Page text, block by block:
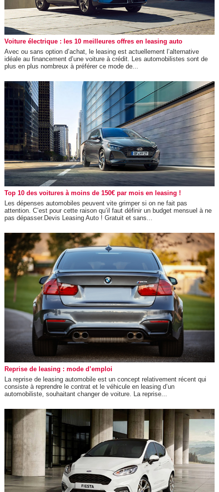
Voiture électrique : les 10 meilleures offres en leasing auto
Avec ou sans option d’achat, le leasing est actuellement l’alternative
idéale au financement d’une voiture à crédit. Les automobilistes sont de
plus en plus nombreux à préférer ce mode de...
Top 10 des voitures à moins de 150€ par mois en leasing !
Les dépenses automobiles peuvent vite grimper si on ne fait pas
attention. C’est pour cette raison qu’il faut définir un budget mensuel à ne
pas dépasser.Devis Leasing Auto ! Gratuit et sans...
Reprise de leasing : mode d’emploi
La reprise de leasing automobile est un concept relativement récent qui
consiste à reprendre le contrat et le véhicule en leasing d’un
automobiliste, souhaitant changer de voiture. La reprise...